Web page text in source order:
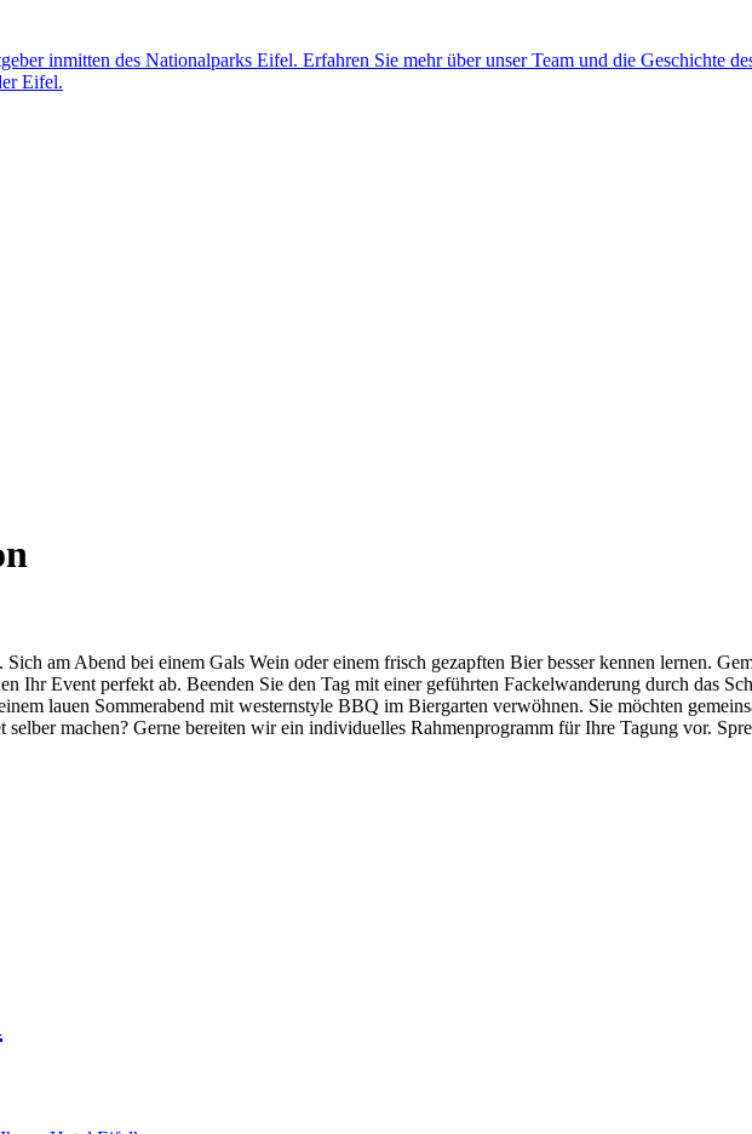
inmitten des Nationalparks Eifel. Erfahren Sie mehr über unser Team und die Geschichte
Eifel.
am Abend bei einem Gals Wein oder einem frisch gezapften Bier besser kennen lernen.
Ihr Event perfekt ab. Beenden Sie den Tag mit einer geführten Fackelwanderung durch das
lauen Sommerabend mit westernstyle BBQ im Biergarten verwöhnen. Sie möchten
machen? Gerne bereiten wir ein individuelles Rahmenprogramm für Ihre Tagung vor.